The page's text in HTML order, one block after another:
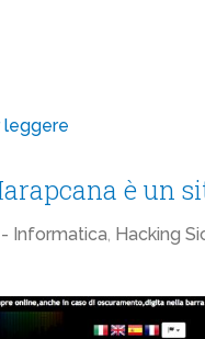
leggere
è un
Informatica, Hacking